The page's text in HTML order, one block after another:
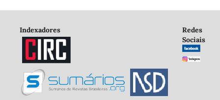
Indexadores
Redes
Sociais